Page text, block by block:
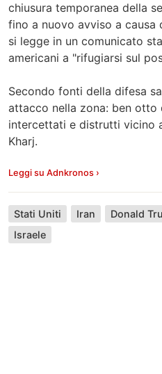
chiusura temporanea della
fino a nuovo avviso a
si legge in un comunicato
americani a "rifugiarsi sul
Secondo fonti della difesa
attacco nella zona: ben otto
intercettati e distrutti vicino
Kharj.
Leggi su Adnkronos ›
Stati Uniti Iran Donald
Israele